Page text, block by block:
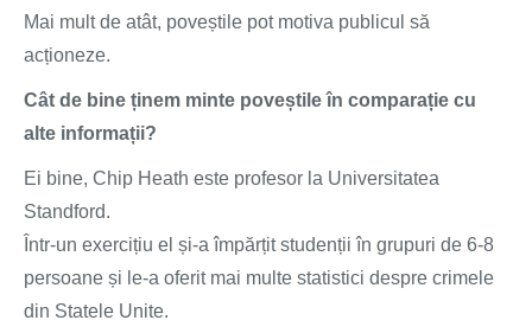
Mai mult de atât, poveștile pot motiva publicul să
acționeze.
Cât de bine ținem minte poveștile în comparație cu
alte informații?
Ei bine, Chip Heath este profesor la Universitatea
Standford.
Într-un exercițiu el și-a împărțit studenții în grupuri de 6-8
persoane și le-a oferit mai multe statistici despre crimele
din Statele Unite.